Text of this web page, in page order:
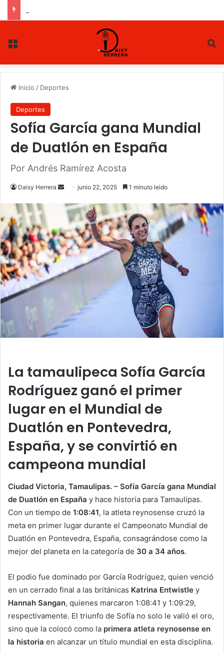
Inicio / Deportes
Deportes
Sofía García gana Mundial
de Duatlón en España
Por Andrés Ramírez Acosta
Daisy Herrera
n
a
n
e
m
junio 22, 2025 1 minuto leido
La tamaulipeca Sofía García
Rodríguez ganó el primer
lugar en el Mundial de
Duatlón en Pontevedra,
España, y se convirtió en
campeona mundial
Ciudad Victoria, Tamaulipas. – Sofía García gana Mundial
de Duatlón en España y hace historia para Tamaulipas.
Con un tiempo de 1:08:41, la atleta reynosense cruzó la
meta en primer lugar durante el Campeonato Mundial de
Duatlón en Pontevedra, España, consagrándose como la
mejor del planeta en la categoría de 30 a 34 años.
El podio fue dominado por García Rodríguez, quien venció
en un cerrado final a las británicas Katrina Entwistle y
Hannah Sangan, quienes marcaron 1:08:41 y 1:09:29,
respectivamente. El triunfo de Sofía no solo le valió el oro,
sino que la colocó como la primera atleta reynosense en
la historia en alcanzar un título mundial en esta disciplina.